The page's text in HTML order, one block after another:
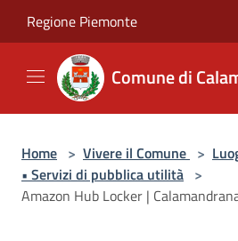
Regione Piemonte
Comune di
Home > Vivere il Comune >
• Servizi di pubblica utilità >
Amazon Hub Locker |